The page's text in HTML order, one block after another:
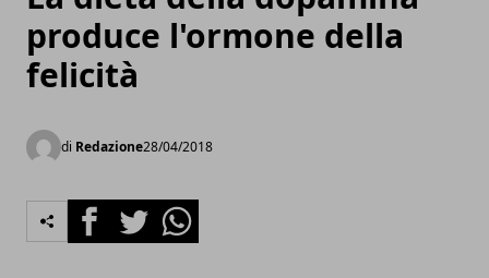
produce l'ormone della
felicità
di Redazione28/04/2018
FacebookTwitterWhatsapp